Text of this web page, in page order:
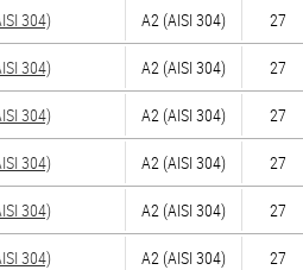
304) А2 (AISI 304) 27
304) А2 (AISI 304) 27
304) А2 (AISI 304) 27
304) А2 (AISI 304) 27
304) А2 (AISI 304) 27
304) А2 (AISI 304) 27